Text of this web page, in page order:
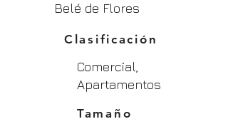
Belé de Flores
Clasificación
Comercial,
Apartamentos
Tamaño